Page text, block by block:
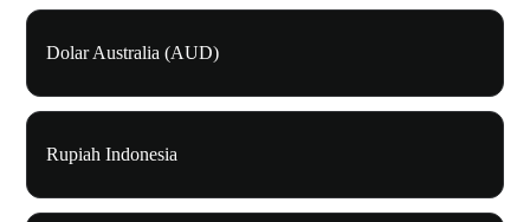
Dolar Australia (AUD)
Rupiah Indonesia